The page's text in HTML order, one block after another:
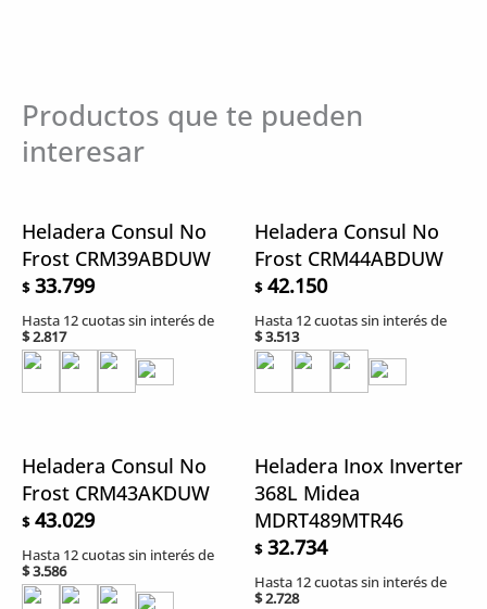
Productos que te pueden
interesar
Heladera Consul No
Frost CRM39ABDUW
$33.799
Hasta 12 cuotas sin interés de
$2.817
Heladera Consul No
Frost CRM44ABDUW
$42.150
Hasta 12 cuotas sin interés de
$3.513
Heladera Consul No
Frost CRM43AKDUW
$43.029
Hasta 12 cuotas sin interés de
$3.586
Heladera Inox Inverter
368L Midea
MDRT489MTR46
$32.734
Hasta 12 cuotas sin interés de
$2.728